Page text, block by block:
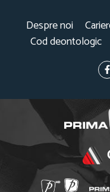
Despre noi
Cod deontologic